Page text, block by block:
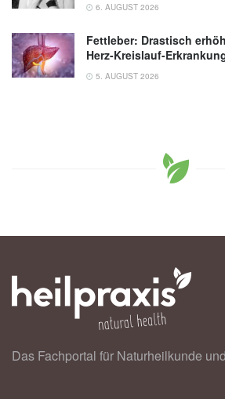
6. AUGUST 2026
Fettleber: Drastisch
Herz-Kreislauf-
5. AUGUST 2026
Das Fachportal für Naturheilkunde